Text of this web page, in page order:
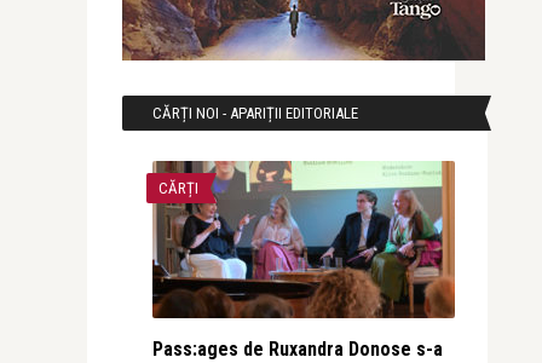
CĂRȚI NOI - APARIȚII EDITORIALE
CĂRȚI
Pass:ages de Ruxandra Donose s-a